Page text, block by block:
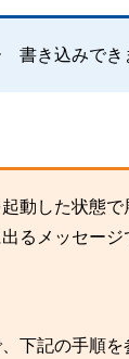
書き込みでき
動した状態で
るメッセージ
下記の手順を